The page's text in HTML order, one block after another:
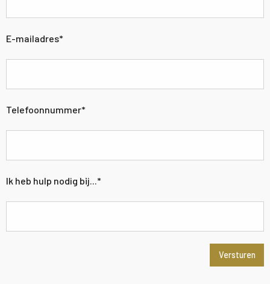
E-mailadres*
Telefoonnummer*
Ik heb hulp nodig bij...*